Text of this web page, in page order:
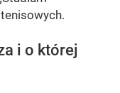
i o której